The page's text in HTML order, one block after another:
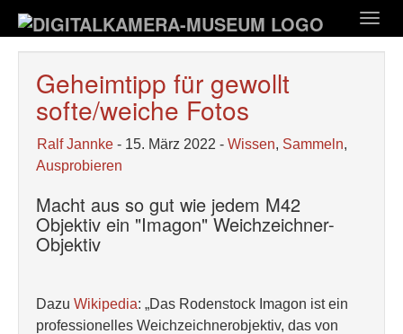
Hauptinhalt
springen
Geheimtipp für gewollt
softe/weiche Fotos
Ralf Jannke - 15. März 2022 - Wissen, Sammeln,
Ausprobieren
Macht aus so gut wie jedem M42
Objektiv ein "Imagon" Weichzeichner-
Objektiv
Dazu Wikipedia: „Das Rodenstock Imagon ist ein
professionelles Weichzeichnerobjektiv, das von